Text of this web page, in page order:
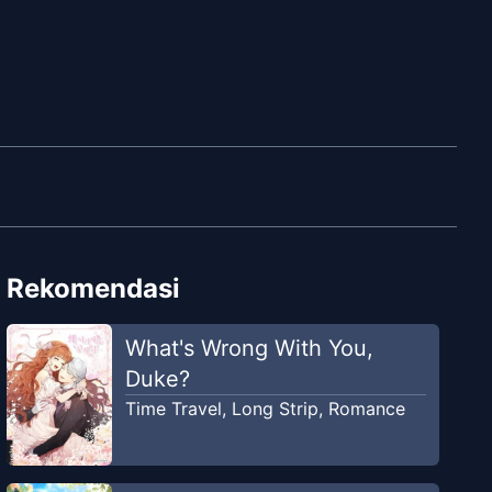
Rekomendasi
What's Wrong With You,
Duke?
Time Travel, Long Strip, Romance